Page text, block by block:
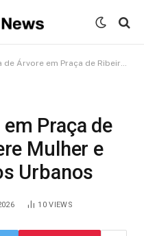
em Praça de Ribeirão Preto Fere Mulher e Alerta para Riscos Urbanos
Praça de
Mulher e
Urbanos
10VIEWS